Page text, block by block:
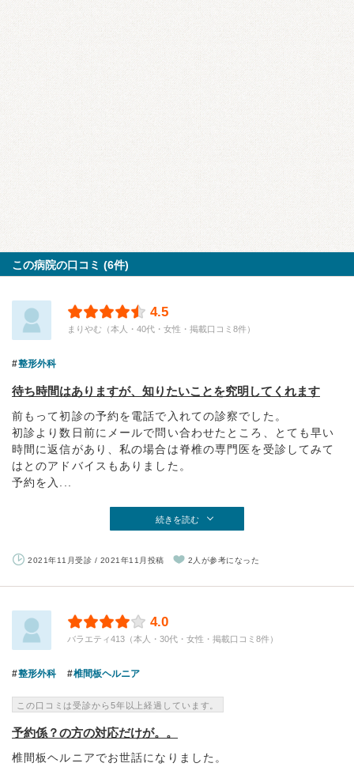
この病院の口コミ (6件)
4.5
まりやむ（本人・40代・女性・掲載口コミ8件）
整形外科
待ち時間はありますが、知りたいことを究明してくれます
前もって初診の予約を電話で入れての診察でした。
初診より数日前にメールで問い合わせたところ、とても早い
時間に返信があり、私の場合は脊椎の専門医を受診してみて
はとのアドバイスもありました。
予約を入...
続きを読む
2021年11月受診 / 2021年11月投稿 2人が参考になった
4.0
バラエティ413（本人・30代・女性・掲載口コミ8件）
整形外科 椎間板ヘルニア
この口コミは受診から5年以上経過しています。
予約係？の方の対応だけが。。
椎間板ヘルニアでお世話になりました。